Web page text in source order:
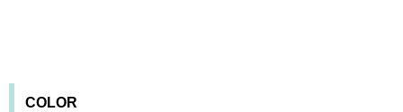
COLOR